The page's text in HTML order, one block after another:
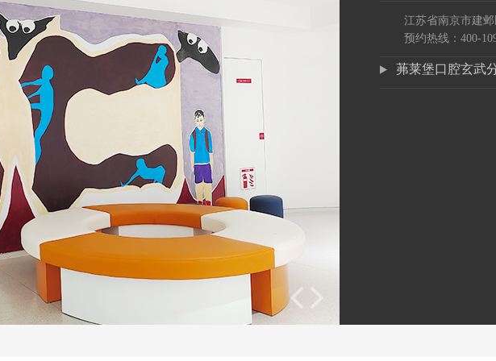
江苏省南京市建
预约热线：400-
茀莱堡口腔玄武